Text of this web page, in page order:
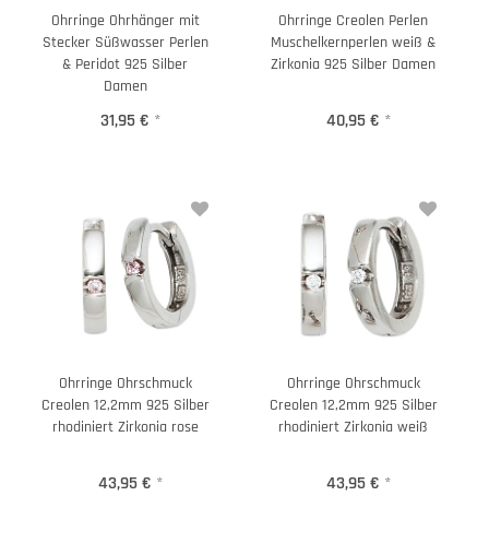
Ohrringe Ohrhänger mit
Stecker Süßwasser Perlen
& Peridot 925 Silber
Damen
31,95 € *
Ohrringe Creolen Perlen
Muschelkernperlen weiß &
Zirkonia 925 Silber Damen
40,95 € *
Ohrringe Ohrschmuck
Creolen 12,2mm 925 Silber
rhodiniert Zirkonia rose
43,95 € *
Ohrringe Ohrschmuck
Creolen 12,2mm 925 Silber
rhodiniert Zirkonia weiß
43,95 € *